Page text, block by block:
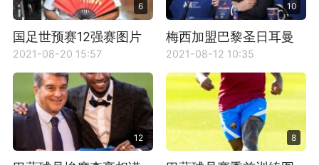
6
国足世预赛12强赛图片
2021-08-20 15:57
10
梅西加盟巴黎圣日耳曼
壁纸
2021-08-12 10:35
12 8